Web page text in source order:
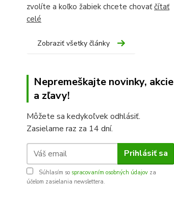
zvolíte a koľko žabiek chcete chovaťčítať
celé
Zobraziť všetky články
Nepremeškajte novinky, akcie
a zľavy!
Môžete sa kedykoľvek odhlásiť.
Zasielame raz za 14 dní.
Prihlásiť sa
Súhlasím so spracovaním osobných údajov za
účelom zasielania newslettera.